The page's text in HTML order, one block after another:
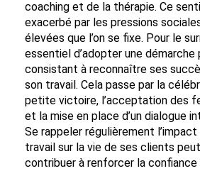
coaching et de la thérapie. Ce
exacerbé par les pressions
élevées que l’on se fixe. Pour le
essentiel d’adopter une
consistant à reconnaître ses
son travail. Cela passe par la
petite victoire, l’acceptation des
et la mise en place d’un dialogue
Se rappeler régulièrement
travail sur la vie de ses clients
contribuer à renforcer la